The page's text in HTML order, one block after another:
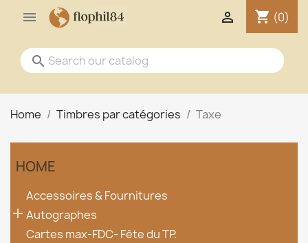
 shopping_cart (0)

search
Home Timbres par catégories Taxe
HOME
Accessoires & Fournitures
Autographes

Cartes max-FDC- Fête du TP.